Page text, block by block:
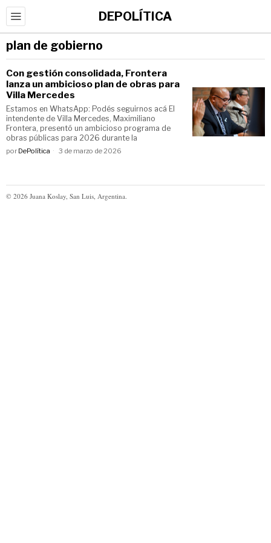
DEPOLÍTICA
plan de gobierno
Con gestión consolidada, Frontera
lanza un ambicioso plan de obras para
Villa Mercedes
Estamos en WhatsApp: Podés seguirnos acá El
intendente de Villa Mercedes, Maximiliano
Frontera, presentó un ambicioso programa de
obras públicas para 2026 durante la
por DePolítica 3 de marzo de 2026
© 2026 Juana Koslay, San Luis, Argentina.